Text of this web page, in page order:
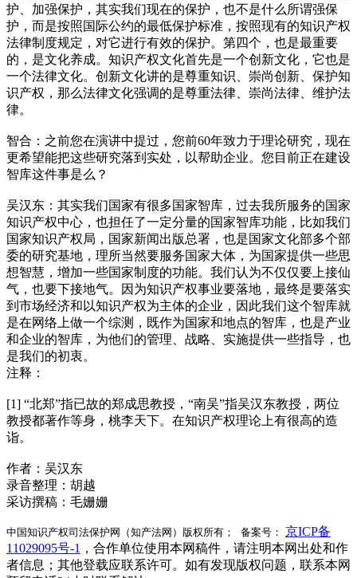
护、加强保护，其实我们现在的保护，也不是什么所谓强保
护，而是按照国际公约的最低保护标准，按照现有的知识产权
法律制度规定，对它进行有效的保护。第四个，也是最重要
的，是文化养成。知识产权文化首先是一个创新文化，它也是
一个法律文化。创新文化讲的是尊重知识、崇尚创新、保护知
识产权，那么法律文化强调的是尊重法律、崇尚法律、维护法
律。
智合：之前您在演讲中提过，您前60年致力于理论研究，现在
更希望能把这些研究落到实处，以帮助企业。您目前正在建设
智库这件事是么？
吴汉东：其实我们国家有很多国家智库，过去我所服务的国家
知识产权中心，也担任了一定分量的国家智库功能，比如我们
国家知识产权局，国家新闻出版总署，也是国家文化部多个部
委的研究基地，理所当然要服务国家大体，为国家提供一些思
想智慧，增加一些国家制度的功能。我们认为不仅仅要上接仙
气，也要下接地气。因为知识产权事业要落地，最终是要落实
到市场经济和以知识产权为主体的企业，因此我们这个智库就
是在网络上做一个综测，既作为国家和地点的智库，也是产业
和企业的智库，为他们的管理、战略、实施提供一些指导，也
是我们的初衷。
注释：
[1] “北郑”指已故的郑成思教授，“南吴”指吴汉东教授，两位
教授都著作等身，桃李天下。在知识产权理论上有很高的造
诣。
作者：吴汉东
录音整理：胡越
采访撰稿：毛姗姗
中国知识产权司法保护网（知产法网）版权所有； 备案号： 京ICP备
11029095号-1 ，合作单位使用本网稿件，请注明本网出处和作
者信息；其他登载应联系许可。如有发现版权问题，联系本网